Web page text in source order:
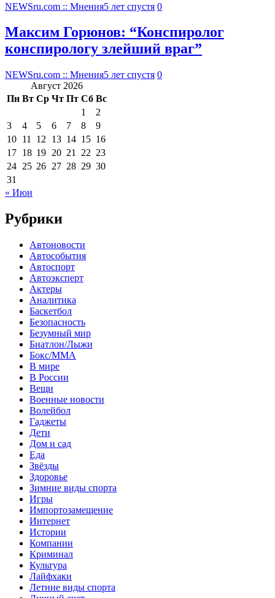
NEWSru.com :: Мнения5 лет спустя 0
Максим Горюнов: “Конспиролог
конспирологу злейший враг”
NEWSru.com :: Мнения5 лет спустя 0
Август 2026
Пн Вт Ср Чт Пт Сб Вс
1
2
3
4 5 6 7 8
9
10 11 12 13 14 15 16
17 18 19 20 21 22 23
24 25 26 27 28 29 30
31
« Июн
Рубрики
Автоновости
Автособытия
Автоспорт
Автоэксперт
Актеры
Аналитика
Баскетбол
Безопасность
Безумный мир
Биатлон/Лыжи
Бокс/MMA
В мире
В России
Вещи
Военные новости
Волейбол
Гаджеты
Дети
Дом и сад
Еда
Звёзды
Здоровье
Зимние виды спорта
Игры
Импортозамещение
Интернет
Истории
Компании
Криминал
Культура
Лайфхаки
Летние виды спорта